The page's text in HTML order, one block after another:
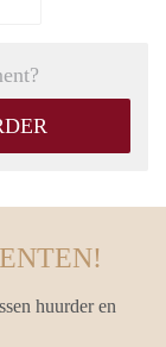
huurder en